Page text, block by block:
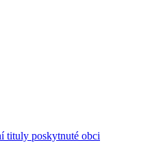
tituly poskytnuté obci